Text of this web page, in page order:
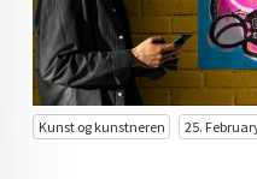
KUNST INVESTERING
KUNSTSTILER
FARGETEORI
Kunst og kunstneren 25.